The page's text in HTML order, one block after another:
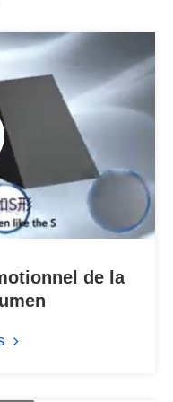
de la